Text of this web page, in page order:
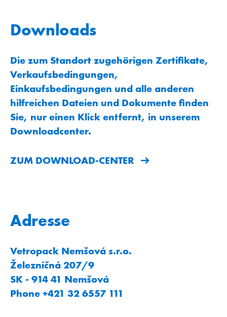
Downloads
Die zum Standort zugehörigen Zertifikate,
Verkaufsbedingungen,
Einkaufsbedingungen und alle anderen
hilfreichen Dateien und Dokumente finden
Sie, nur einen Klick entfernt, in unserem
Downloadcenter.
ZUM DOWNLOAD-CENTER
Adresse
Vetropack Nemšová s.r.o.
Železničná 207/9
SK - 914 41 Nemšová
Phone +421 32 6557 111